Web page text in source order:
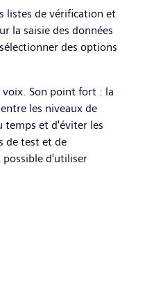
listes de vérification et
la saisie des données
des options
voix. Son point fort : la
les niveaux de
temps et d'éviter les
de test et de
possible d'utiliser